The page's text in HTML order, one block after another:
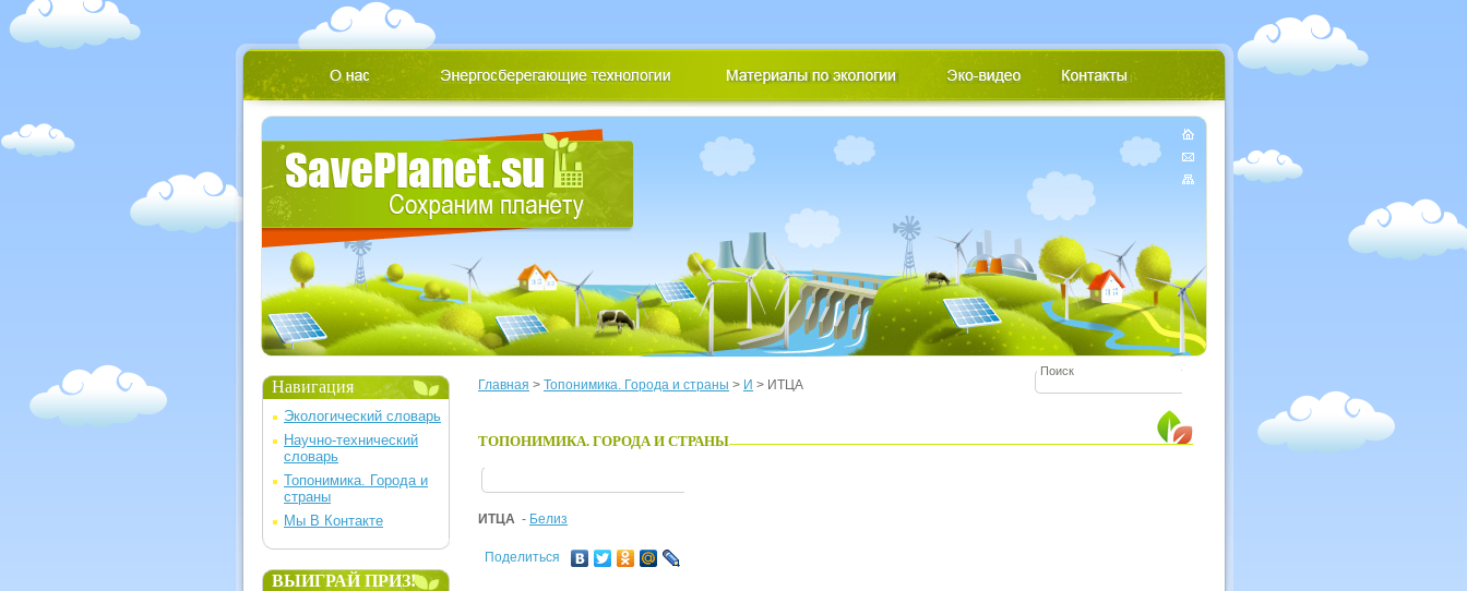
Главная > Топонимика. Города и страны > И > ИТЦА
ТОПОНИМИКА. ГОРОДА И СТРАНЫ
ИТЦА - Белиз
Поделиться
Навигация
Экологический словарь
Научно-технический
словарь
Топонимика. Города и
страны
Мы В Контакте
ВЫИГРАЙ ПРИЗ!